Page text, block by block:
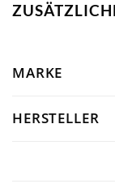
MARKE
HERSTELLER